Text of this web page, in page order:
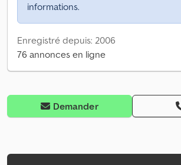
informations.
Enregistré depuis: 2006
76 annonces en ligne
Demander